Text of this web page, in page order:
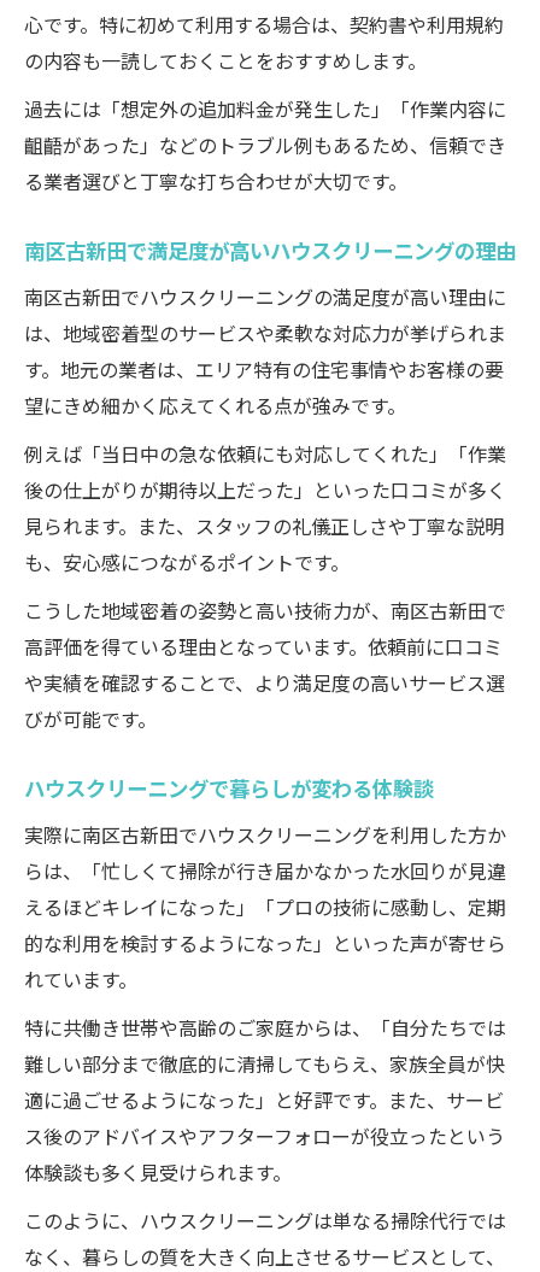
心です。特に初めて利用する場合は、契約書や利用規約
の内容も一読しておくことをおすすめします。
過去には「想定外の追加料金が発生した」「作業内容に
齟齬があった」などのトラブル例もあるため、信頼でき
る業者選びと丁寧な打ち合わせが大切です。
南区古新田で満足度が高いハウスクリーニングの理由
南区古新田でハウスクリーニングの満足度が高い理由に
は、地域密着型のサービスや柔軟な対応力が挙げられま
す。地元の業者は、エリア特有の住宅事情やお客様の要
望にきめ細かく応えてくれる点が強みです。
例えば「当日中の急な依頼にも対応してくれた」「作業
後の仕上がりが期待以上だった」といった口コミが多く
見られます。また、スタッフの礼儀正しさや丁寧な説明
も、安心感につながるポイントです。
こうした地域密着の姿勢と高い技術力が、南区古新田で
高評価を得ている理由となっています。依頼前に口コミ
や実績を確認することで、より満足度の高いサービス選
びが可能です。
ハウスクリーニングで暮らしが変わる体験談
実際に南区古新田でハウスクリーニングを利用した方か
らは、「忙しくて掃除が行き届かなかった水回りが見違
えるほどキレイになった」「プロの技術に感動し、定期
的な利用を検討するようになった」といった声が寄せら
れています。
特に共働き世帯や高齢のご家庭からは、「自分たちでは
難しい部分まで徹底的に清掃してもらえ、家族全員が快
適に過ごせるようになった」と好評です。また、サービ
ス後のアドバイスやアフターフォローが役立ったという
体験談も多く見受けられます。
このように、ハウスクリーニングは単なる掃除代行では
なく、暮らしの質を大きく向上させるサービスとして、